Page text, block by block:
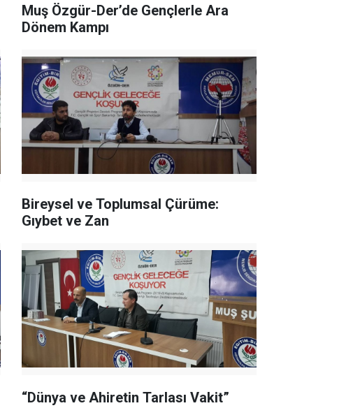
Muş Özgür-Der’de Gençlerle Ara
Dönem Kampı
Bireysel ve Toplumsal Çürüme:
Gıybet ve Zan
“Dünya ve Ahiretin Tarlası Vakit”